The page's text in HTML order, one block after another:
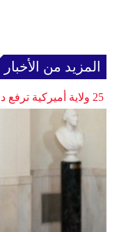
المزيد من الأخبار
25 ولاية أميركية ترفع دعوى ضد ترامب بسبب الرسوم الجمركية